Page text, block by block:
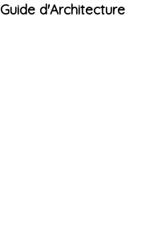
Guide d'Architecture